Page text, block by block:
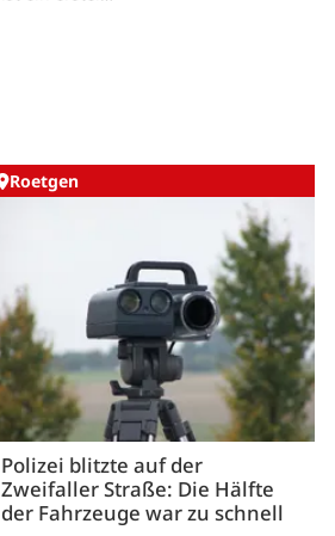
Roetgen
Polizei blitzte auf der
Zweifaller Straße: Die Hälfte
der Fahrzeuge war zu schnell